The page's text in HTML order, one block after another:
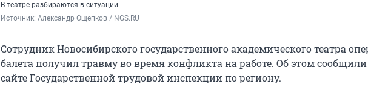
В театре разбираются в ситуации
Источник: Александр Ощепков / NGS.RU
Сотрудник Новосибирского государственного академического театра
балета получил травму во время конфликта на работе. Об этом
сайте Государственной трудовой инспекции по региону.